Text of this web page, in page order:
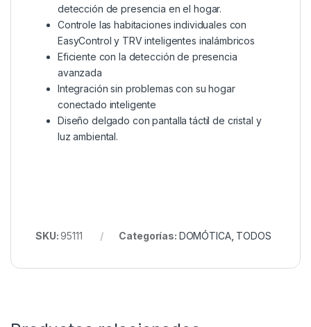
detección de presencia en el hogar.
Controle las habitaciones individuales con
EasyControl y TRV inteligentes inalámbricos
Eficiente con la detección de presencia
avanzada
Integración sin problemas con su hogar
conectado inteligente
Diseño delgado con pantalla táctil de cristal y
luz ambiental.
SKU:95111 Categorías: DOMÓTICA, TODOS